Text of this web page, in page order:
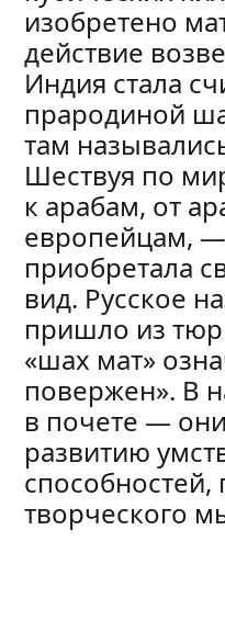
изобретено
действие
Индия стала
прародиной
там
Шествуя по
к арабам, от
европейцам,
приобретала
вид. Русское
пришло из
«шах мат»
повержен». В
в почете —
развитию
способностей,
творческого